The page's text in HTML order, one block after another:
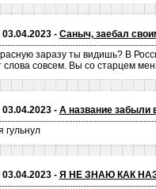
- Саныч, заебал
заразу ты видишь? В
слова совсем. Вы со старцем
- А название забыли
гульнул
- Я НЕ ЗНАЮ КАК